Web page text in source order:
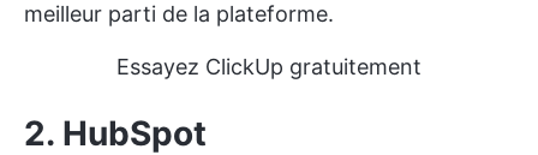
meilleur parti de la plateforme.
Essayez ClickUp gratuitement
2. HubSpot